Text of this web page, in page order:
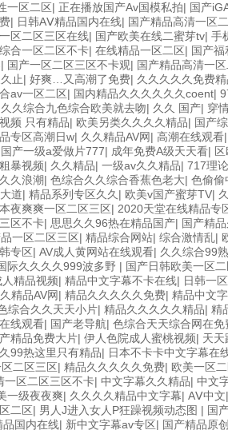
一区二区| 正在播放国产Av国模私拍| 国产
| 日韩AⅤ精品国内在线| 国产精品高清一区
区二区三区在线| 国产欧美在线二蜜芽tv| 手
合一区二区不卡| 在线精品一区二区| 国产
| 国产一区二区三区不卡观| 国产精品高清一
止| 好爽…又高潮了免费| 久久久久久免费
av一区二区| 国内精品久久久久久久coent|
久久综合九色综合欧美就去吻| 久久 国产| 穿
频 只有精品| 欧美另类久久久久精品| 国产
专区高潮日w| 久久精品AV网| 高潮在线观看
国产一级a爱做片777| 成年免费A级天天看|
暴视频| 久久精品| 一级av久久精品| 717理
久浪潮| 色综合久久综合香蕉色老大| 色偷偷
道| 精品系列专区久久 | 欧美v国产蜜芽TV|
夜爽爽一区二区三区| 2020天堂在线精品专
区不卡| 思思久久96热在精品国产| 国产精
一区二区三区| 精品综合网站| 综合激情乱|
专区| AV成人黄网站在线观看| 久久综合99熟
际久久久久999波多野 | 国产日韩欧美一区
精品视频| 精品中文字幕不卡在线| 日韩一
精品AV网| 精品久久久久久免费| 精品中文
综合久久天天小片| 精品久久久久久精品| 精
线观看| 国产老导航| 色综合天天综合网在免
精品免费大片| 伊人色院成人蜜桃视频| 天天
久99热这里只有精品| 日本不卡卡中文字幕在
二区三区| 精品久久久久久免费| 欧美一区
一区二区三区不卡| 中文字幕久久精品| 中文
一级夜夜爽| 久久久久精品中文字幕| AⅤ中文
二区| 男人J进入女人P狂躁视频动态图 | 国
品国内在线| 新中文字幕av专区| 国产精品原